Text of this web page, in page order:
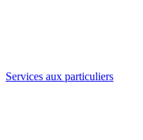
Services aux particuliers